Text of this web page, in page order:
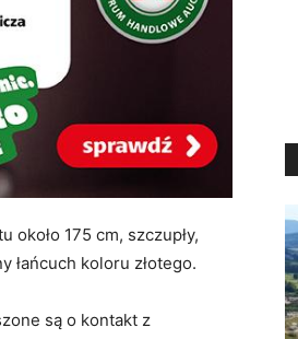
175 cm, szczupły,
łańcuch koloru złotego.
są o kontakt z